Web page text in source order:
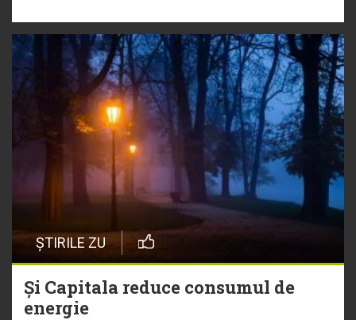
ȘTIRILE ZU
Și Capitala reduce consumul de
energie